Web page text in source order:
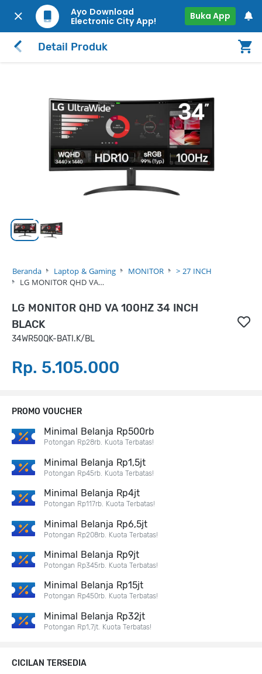
Ayo Download
Electronic City App!
Buka App
Detail Produk
Beranda Laptop & Gaming MONITOR
> 27 INCH
LG MONITOR QHD VA…
LG MONITOR QHD VA 100HZ 34 INCH
BLACK
34WR50QK-BATI.K/BL
Rp. 5.105.000
PROMO VOUCHER
Minimal Belanja Rp500rb
Potongan Rp28rb. Kuota Terbatas!
Minimal Belanja Rp1,5jt
Potongan Rp45rb. Kuota Terbatas!
Minimal Belanja Rp4jt
Potongan Rp117rb. Kuota Terbatas!
Minimal Belanja Rp6,5jt
Potongan Rp208rb. Kuota Terbatas!
Minimal Belanja Rp9jt
Potongan Rp345rb. Kuota Terbatas!
Minimal Belanja Rp15jt
Potongan Rp450rb. Kuota Terbatas!
Minimal Belanja Rp32jt
Potongan Rp1,7jt. Kuota Terbatas!
CICILAN TERSEDIA